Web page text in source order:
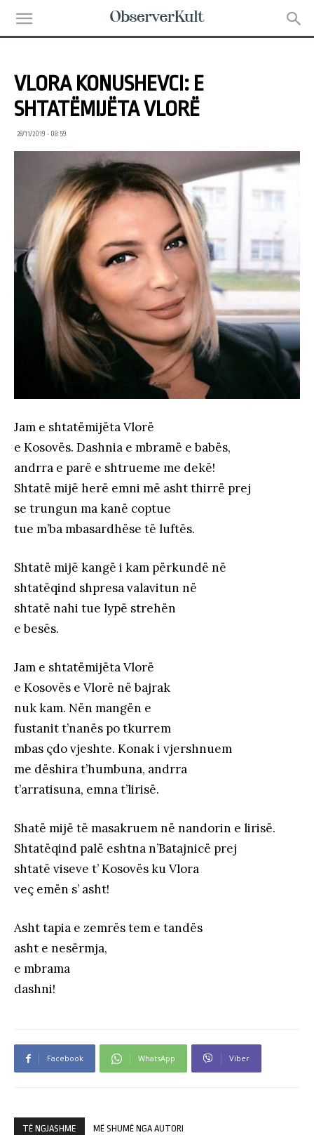
VLORA KONUSHEVCI: E
SHTATËMIJËTA VLORË
28/11/2019 • 08:59
Jam e shtatëmijëta Vlorë
e Kosovës. Dashnia e mbramë e babës,
andrra e parë e shtrueme me dekë!
Shtatë mijë herë emni më asht thirrë prej
se trungun ma kanë coptue
tue m’ba mbasardhëse të luftës.
Shtatë mijë kangë i kam përkundë në
shtatëqind shpresa valavitun në
shtatë nahi tue lypë strehën
e besës.
Jam e shtatëmijëta Vlorë
e Kosovës e Vlorë në bajrak
nuk kam. Nën mangën e
fustanit t’nanës po tkurrem
mbas çdo vjeshte. Konak i vjershnuem
me dëshira t’humbuna, andrra
t’arratisuna, emna t’lirisë.
Shatë mijë të masakruem në nandorin e lirisë.
Shtatëqind palë eshtna n’Batajnicë prej
shtatë viseve t’ Kosovës ku Vlora
veç emën s’ asht!
Asht tapia e zemrës tem e tandës
asht e nesërmja,
e mbrama
dashni!
Facebook WhatsApp Viber
TË NGJASHME MË SHUMË NGA AUTORI